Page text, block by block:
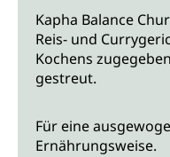
Kapha Balance
Reis- und
Kochens
gestreut.
Für eine
Ernährungsweise.